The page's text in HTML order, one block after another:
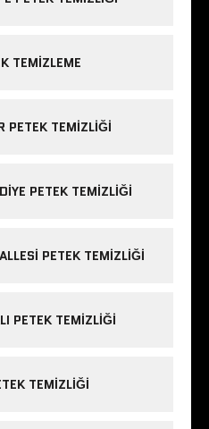
TEMIZLEME
PETEK TEMIZLIĞI
PETEK TEMIZLIĞI
PETEK TEMIZLIĞI
PETEK TEMIZLIĞI
TEMIZLIĞI